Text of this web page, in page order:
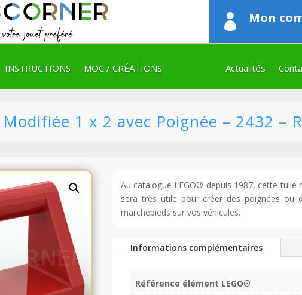
 Mon
INSTRUCTIONS MOC / CRÉATIONS Actualités
1 x 2 avec Poignée – 2432 –
Au catalogue LEGO® depuis 1987, cette tuile
sera très utile pour créer des poignées ou
marchepieds sur vos véhicules.
Informations complémentaires
Référence élément LEGO®